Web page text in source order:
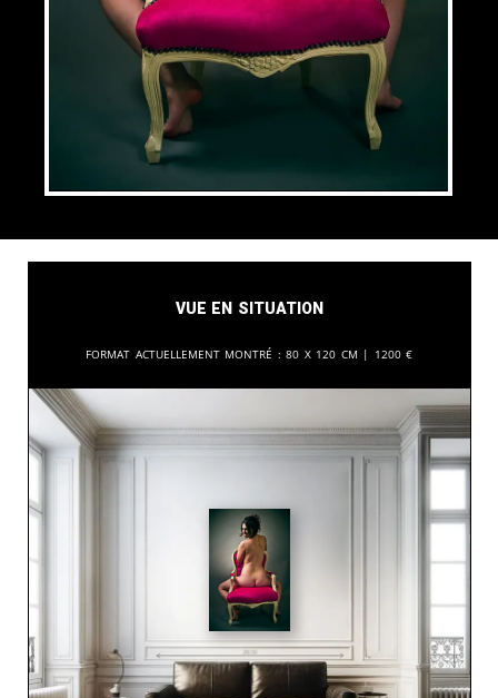
Vue en situation
Format actuellement montré : 80 x 120 cm | 1200 €